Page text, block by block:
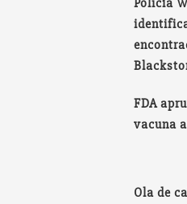
Policía
FDA
vacuna
Ola de